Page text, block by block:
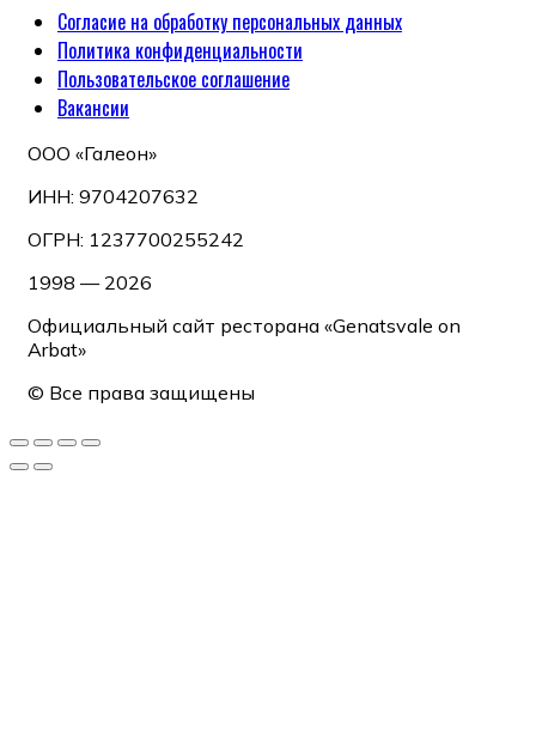
Согласие на обработку персональных данных
Политика конфиденциальности
Пользовательское соглашение
Вакансии
ООО «Галеон»
ИНН: 9704207632
ОГРН: 1237700255242
1998 — 2026
Официальный сайт ресторана «Genatsvale on
Arbat»
© Все права защищены